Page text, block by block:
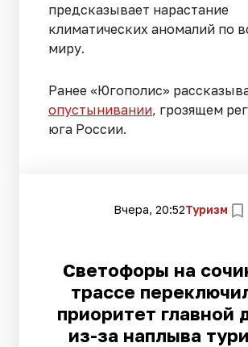
предсказывает нарастание
климатических аномалий по
миру.
Ранее «Югополис»
опустынивании, грозящем
юга России.
Вчера, 20:52Туризм
Светофоры на
трассе
приоритет главной
из-за наплыва